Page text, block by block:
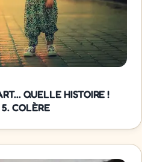
QUELLE HISTOIRE !
COLÈRE